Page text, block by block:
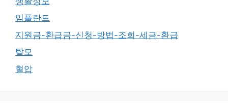
임플란트
지원금-환급금-신청-방법-조회-세금-환급
탈모
혈압